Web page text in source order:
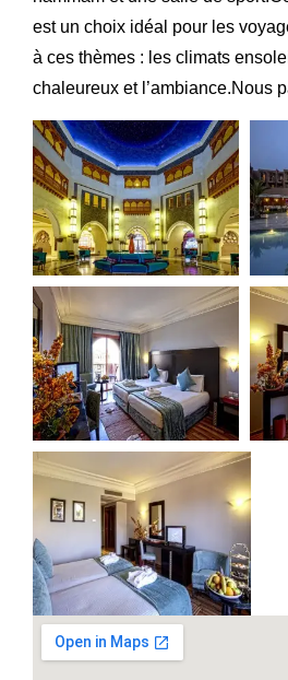
est un choix idéal pour les
à ces thèmes : les climats
chaleureux et l’ambiance.Nous